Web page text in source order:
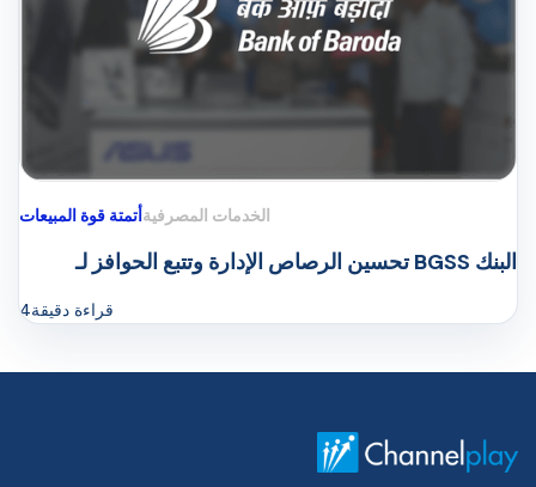
أتمتة قوة المبيعاتالخدمات المصرفية
تحسين الرصاص الإدارة وتتبع الحوافز لـ BGSS البنك
4قراءة دقيقة